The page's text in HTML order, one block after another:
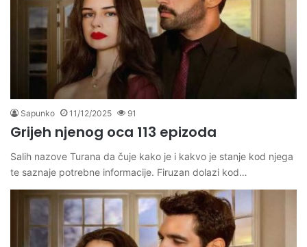
Sapunko 11/12/2025 91
Grijeh njenog oca 113 epizoda
Salih nazove Turana da čuje kako je i kakvo je stanje kod njega
te saznaje potrebne informacije. Firuzan dolazi kod…